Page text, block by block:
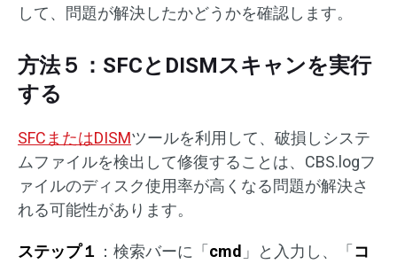
して、問題が解決したかどうかを確認します。
方法５：SFCとDISMスキャンを実行
する
SFCまたはDISMツールを利用して、破損しシステ
ムファイルを検出して修復することは、CBS.logフ
ァイルのディスク使用率が高くなる問題が解決さ
れる可能性があります。
ステップ１ ：検索バーに「cmd 」と入力し、「コ